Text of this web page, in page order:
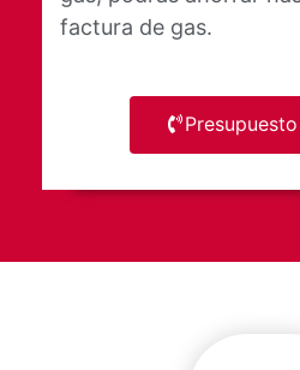
factura de gas.